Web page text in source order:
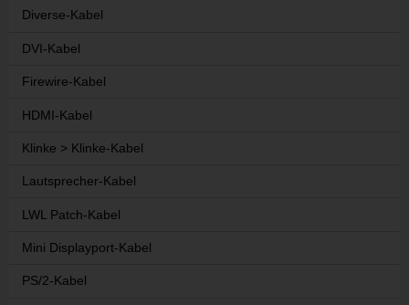
Diverse-Kabel
DVI-Kabel
Firewire-Kabel
HDMI-Kabel
Klinke > Klinke-Kabel
Lautsprecher-Kabel
LWL Patch-Kabel
Mini Displayport-Kabel
PS/2-Kabel